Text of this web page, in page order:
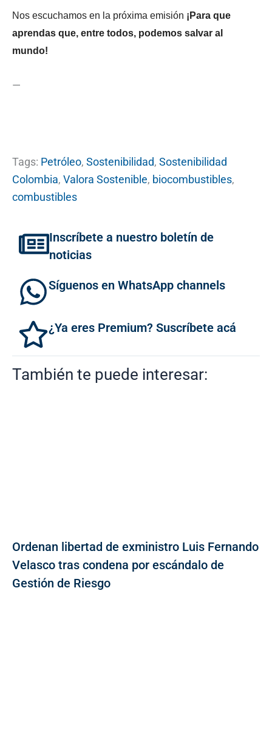
Nos escuchamos en la próxima emisión ¡Para que
aprendas que, entre todos, podemos salvar al
mundo!
—
Tags: Petróleo, Sostenibilidad, Sostenibilidad
Colombia, Valora Sostenible, biocombustibles,
combustibles
Inscríbete a nuestro boletín de
noticias
Síguenos en WhatsApp channels
¿Ya eres Premium? Suscríbete acá
También te puede interesar:
Ordenan libertad de exministro Luis Fernando
Velasco tras condena por escándalo de
Gestión de Riesgo